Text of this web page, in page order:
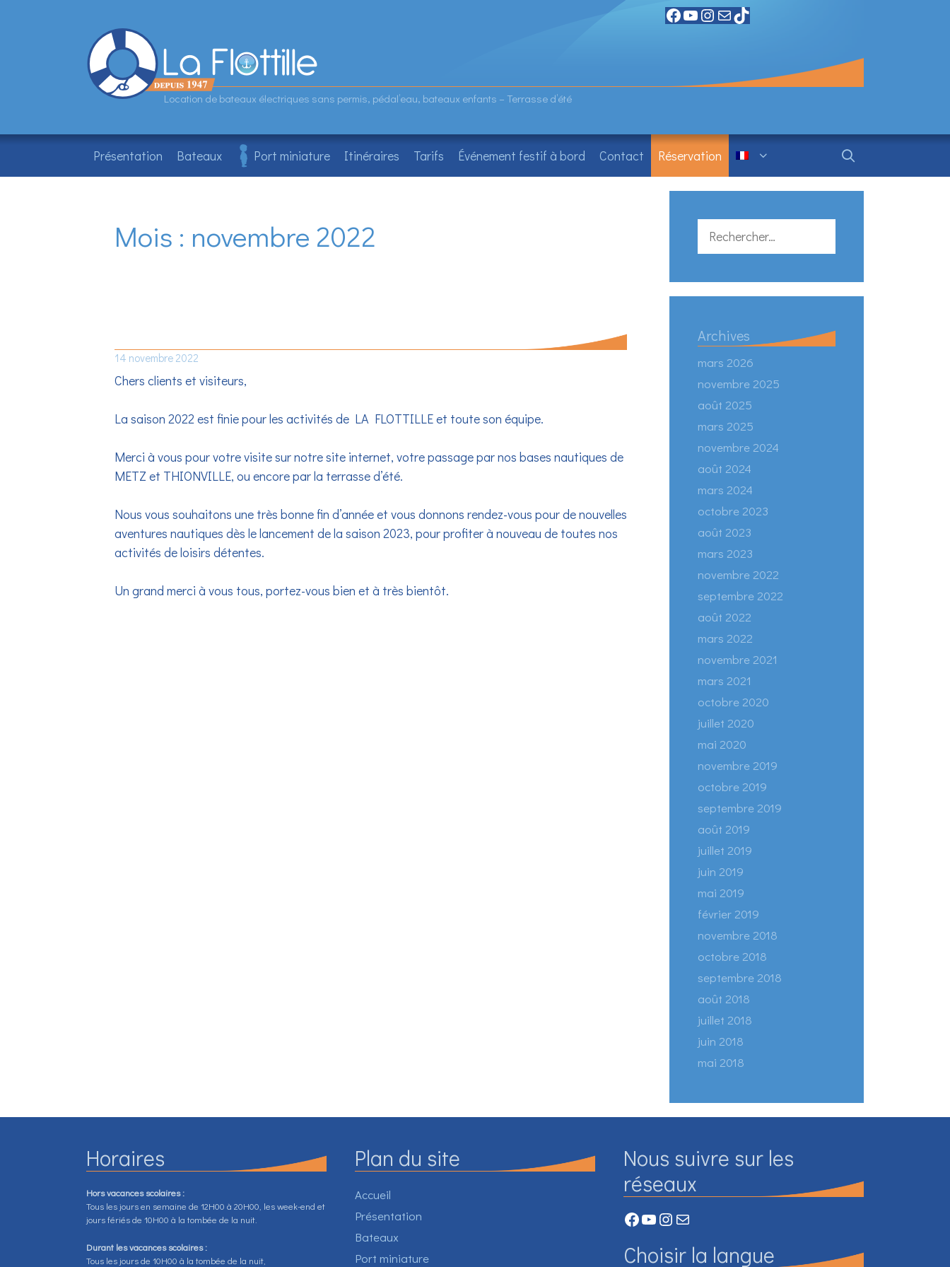
Facebook
YouTube
Instagram
MailTikTok
Location de bateaux électriques sans permis, pédal’eau, bateaux enfants – Terrasse d’été
Présentation Bateaux Port miniature Itinéraires Tarifs Événement festif à bord Contact Réservation
Mois : novembre 2022
14 novembre 2022
Chers clients et visiteurs,
La saison 2022 est finie pour les activités de LA FLOTTILLE et toute son équipe.
Merci à vous pour votre visite sur notre site internet, votre passage par nos bases nautiques de
METZ et THIONVILLE, ou encore par la terrasse d’été.
Nous vous souhaitons une très bonne fin d’année et vous donnons rendez-vous pour de nouvelles
aventures nautiques dès le lancement de la saison 2023, pour profiter à nouveau de toutes nos
activités de loisirs détentes.
Un grand merci à vous tous, portez-vous bien et à très bientôt.
Rechercher :
Archives
mars 2026
novembre 2025
août 2025
mars 2025
novembre 2024
août 2024
mars 2024
octobre 2023
août 2023
mars 2023
novembre 2022
septembre 2022
août 2022
mars 2022
novembre 2021
mars 2021
octobre 2020
juillet 2020
mai 2020
novembre 2019
octobre 2019
septembre 2019
août 2019
juillet 2019
juin 2019
mai 2019
février 2019
novembre 2018
octobre 2018
septembre 2018
août 2018
juillet 2018
juin 2018
mai 2018
Horaires
Hors vacances scolaires :
Tous les jours en semaine de 12H00 à 20H00, les week-end et
jours fériés de 10H00 à la tombée de la nuit.
Durant les vacances scolaires :
Tous les jours de 10H00 à la tombée de la nuit,
Plan du site
Accueil
Présentation
Bateaux
Port miniature
Nous suivre sur les
réseaux
Facebook
YouTube
Instagram
Mail
Choisir la langue